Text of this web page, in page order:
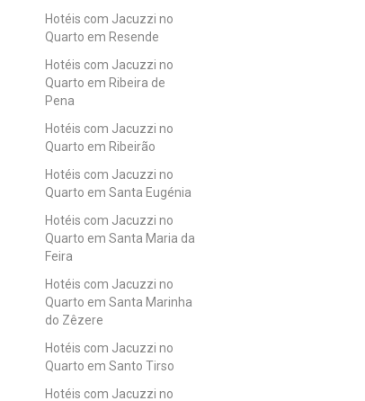
Hotéis com Jacuzzi no
Quarto em Resende
Hotéis com Jacuzzi no
Quarto em Ribeira de
Pena
Hotéis com Jacuzzi no
Quarto em Ribeirão
Hotéis com Jacuzzi no
Quarto em Santa Eugénia
Hotéis com Jacuzzi no
Quarto em Santa Maria da
Feira
Hotéis com Jacuzzi no
Quarto em Santa Marinha
do Zêzere
Hotéis com Jacuzzi no
Quarto em Santo Tirso
Hotéis com Jacuzzi no